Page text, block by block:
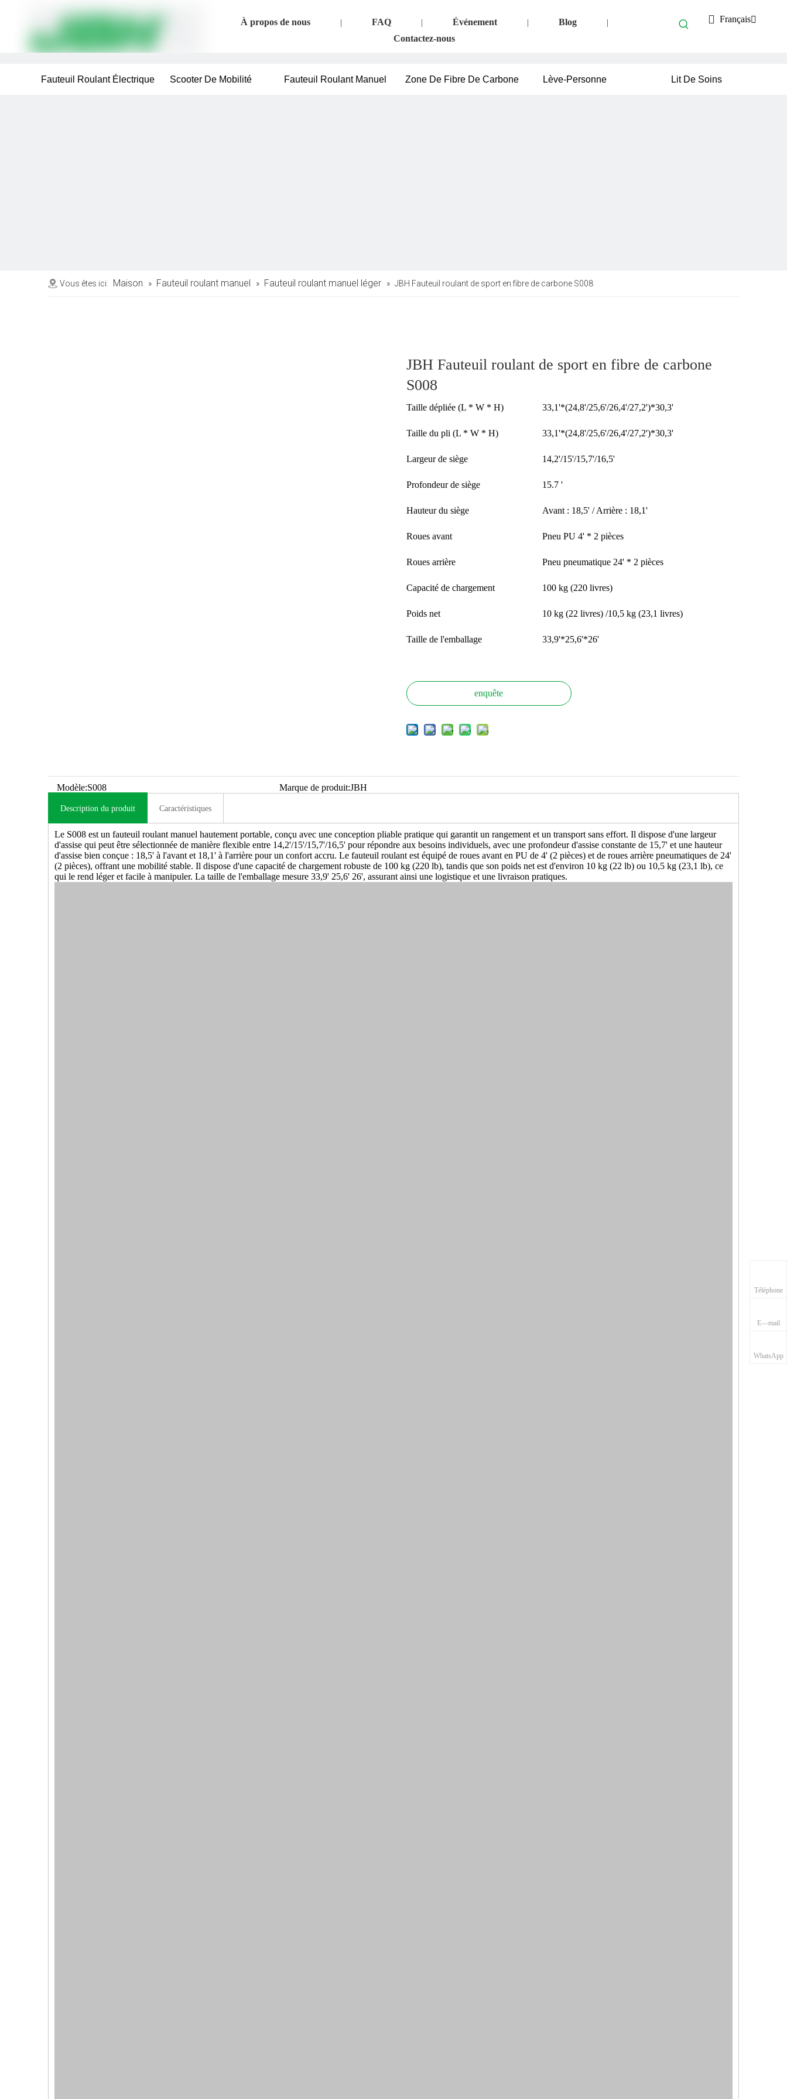
À propos de nous | FAQ | Événement | Blog |
Contactez-nous
Français
Fauteuil Roulant Électrique Scooter De Mobilité Fauteuil Roulant Manuel Zone De Fibre De Carbone Lève-Personne Lit De Soins
Vous êtes ici: Maison » Fauteuil roulant manuel » Fauteuil roulant manuel léger » JBH Fauteuil roulant de sport en fibre de carbone S008
JBH Fauteuil roulant de sport en fibre de carbone
S008
Taille dépliée (L * W * H) 33,1'*(24,8'/25,6'/26,4'/27,2')*30,3'
Taille du pli (L * W * H) 33,1'*(24,8'/25,6'/26,4'/27,2')*30,3'
Largeur de siège 14,2'/15'/15,7'/16,5'
Profondeur de siège 15.7 '
Hauteur du siège Avant : 18,5' / Arrière : 18,1'
Roues avant Pneu PU 4' * 2 pièces
Roues arrière Pneu pneumatique 24' * 2 pièces
Capacité de chargement 100 kg (220 livres)
Poids net 10 kg (22 livres) /10,5 kg (23,1 livres)
Taille de l'emballage 33,9'*25,6'*26'
enquête
Modèle:S008 Marque de produit:JBH
Description du produit Caractéristiques
Le S008 est un fauteuil roulant manuel hautement portable, conçu avec une conception pliable pratique qui garantit un rangement et un transport sans effort. Il dispose d'une largeur
d'assise qui peut être sélectionnée de manière flexible entre 14,2'/15'/15,7'/16,5' pour répondre aux besoins individuels, avec une profondeur d'assise constante de 15,7' et une hauteur
d'assise bien conçue : 18,5' à l'avant et 18,1' à l'arrière pour un confort accru. Le fauteuil roulant est équipé de roues avant en PU de 4' (2 pièces) et de roues arrière pneumatiques de 24'
(2 pièces), offrant une mobilité stable. Il dispose d'une capacité de chargement robuste de 100 kg (220 lb), tandis que son poids net est d'environ 10 kg (22 lb) ou 10,5 kg (23,1 lb), ce
qui le rend léger et facile à manipuler. La taille de l'emballage mesure 33,9' 25,6' 26', assurant ainsi une logistique et une livraison pratiques.
Téléphone
E—mail
WhatsApp